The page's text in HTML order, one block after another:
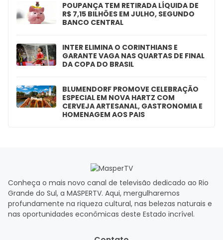
POUPANÇA TEM RETIRADA LÍQUIDA DE
R$ 7,15 BILHÕES EM JULHO, SEGUNDO
BANCO CENTRAL
INTER ELIMINA O CORINTHIANS E
GARANTE VAGA NAS QUARTAS DE FINAL
DA COPA DO BRASIL
BLUMENDORF PROMOVE CELEBRAÇÃO
ESPECIAL EM NOVA HARTZ COM
CERVEJA ARTESANAL, GASTRONOMIA E
HOMENAGEM AOS PAIS
Conheça o mais novo canal de televisão dedicado ao Rio
Grande do Sul, a MASPERTV. Aqui, mergulharemos
profundamente na riqueza cultural, nas belezas naturais e
nas oportunidades econômicas deste Estado incrível.